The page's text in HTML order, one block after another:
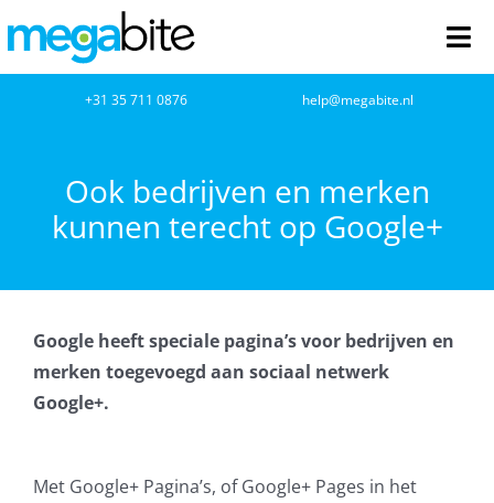
naar
inhoud
Netwerkbeheer
Cloud Computing
VOIP
+31 35 711 0876 help@megabite.nl
Ook bedrijven en merken
kunnen terecht op Google+
Google heeft speciale pagina’s voor bedrijven en
merken toegevoegd aan sociaal netwerk
Google+.
Met Google+ Pagina’s, of Google+ Pages in het